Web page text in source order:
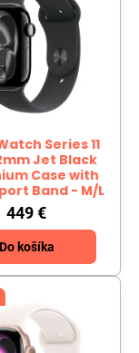
Series 11
Jet Black
Case with
Band - M/L
449 €
Do košíka